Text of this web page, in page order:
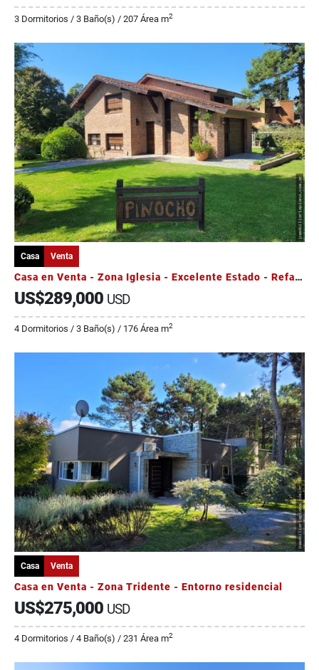
3 Dormitorios / 3 Baño(s) / 207 Área m2
Casa Venta
Casa en Venta - Zona Iglesia - Excelente Estado - Refaccionada
US$289,000 USD
4 Dormitorios / 3 Baño(s) / 176 Área m2
Casa Venta
Casa en Venta - Zona Tridente - Entorno residencial
US$275,000 USD
4 Dormitorios / 4 Baño(s) / 231 Área m2